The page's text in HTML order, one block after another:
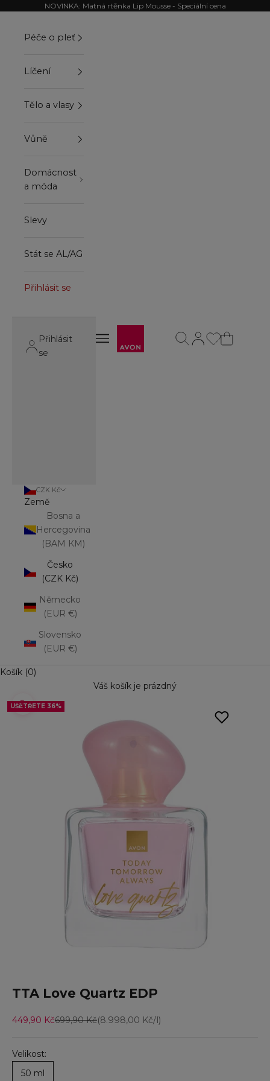
Přejít na obsahNOVINKA: Matná rtěnka Lip Mousse - Speciální cena
Otevřít navigační menu
Otevřít navigační menu
Otevřít stránku
Otevřít vyhledávání
Péče o pleť
Líčení
Tělo a vlasy
Vůně
Domácnost
a móda
Slevy
Stát se AL/AG
Přihlásit se
Přihlásit
se
CZK Kč
Země
Bosna a
Hercegovina
(BAM КМ)
Česko
(CZK Kč)
Německo
(EUR €)
Slovensko
(EUR €)
Košík (0)
Váš košík je prázdný
Přiblížit
UŠETŘETE 36%
UŠETŘETE 36%
UŠETŘETE 36%
TTA Love Quartz EDP
Prodejní cena
449,90 KčBěžná cena
699,90 Kč(8.998,00 Kč/l)
Velikost:
50 ml